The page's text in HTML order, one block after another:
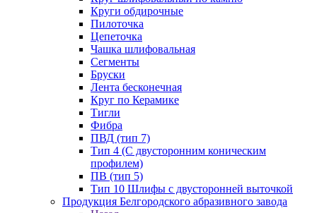
Круги обдирочные
Пилоточка
Цепеточка
Чашка шлифовальная
Сегменты
Бруски
Лента бесконечная
Круг по Керамике
Тигли
Фибра
ПВД (тип 7)
Тип 4 (С двусторонним коническим
профилем)
ПВ (тип 5)
Тип 10 Шлифы с двусторонней выточкой
Продукция Белгородского абразивного завода